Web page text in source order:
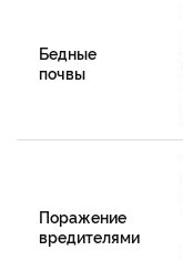
Бедные
почвы
Поражение
вредителями